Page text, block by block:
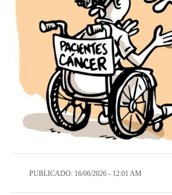
PUBLICADO: 16/06/2026 - 12:01 AM